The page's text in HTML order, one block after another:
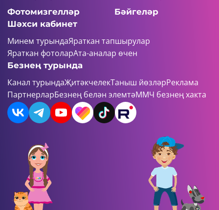
Фотомизгелләр
Бәйгеләр
Шәхси кабинет
Минем турындаЯраткан тапшырулар
Яраткан фотоларАта-аналар өчен
Безнең турында
Канал турындаҖитәкчелекТаныш йөзләрРеклама
ПартнерларБезнең белән элемтәММЧ безнең хакта